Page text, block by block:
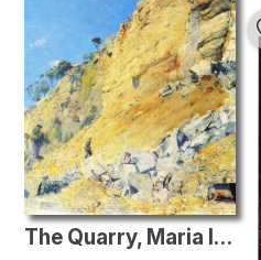
The Quarry, Maria Island